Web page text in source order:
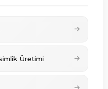
Üretimi